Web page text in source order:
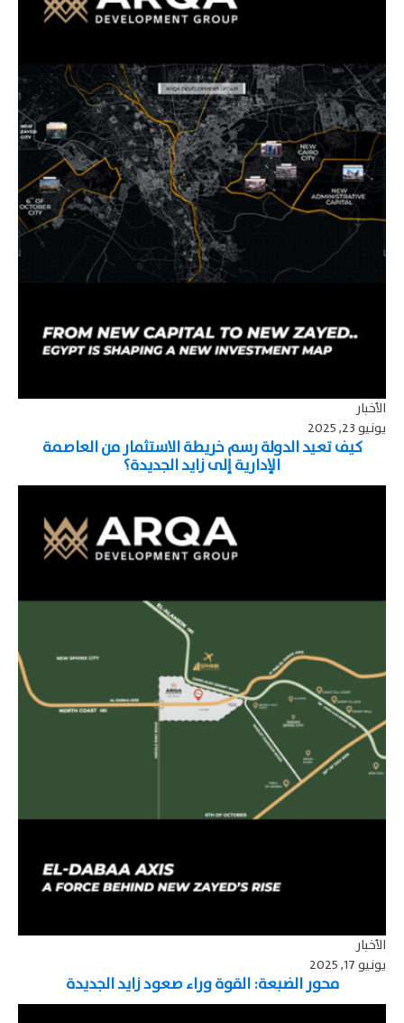
الأخبار
يونيو 23, 2025
كيف تعيد الدولة رسم خريطة الاستثمار من العاصمة
الإدارية إلى زايد الجديدة؟
الأخبار
يونيو 17, 2025
محور الضبعة: القوة وراء صعود زايد الجديدة